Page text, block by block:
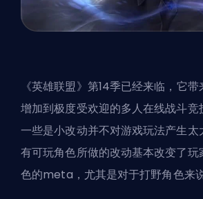
《英雄联盟》第14季已经来临，它
增加到极度受欢迎的多人在线战斗竞
一些是小改动并不对游戏玩法产生
有可玩角色所做的改动基本改变了玩
色的meta，尤其是对于打野角色来